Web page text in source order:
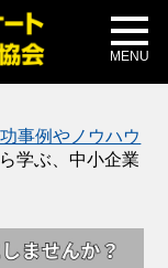
MENU
事例やノウハウ
学ぶ、中小企業